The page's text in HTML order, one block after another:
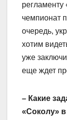
регламенту
чемпионат
очередь,
хотим
уже
еще ждет
– Какие
«Соколу»